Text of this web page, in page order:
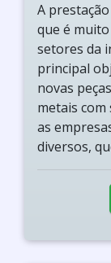
A
que é
setores da
principal
novas
metais
as
diversos,